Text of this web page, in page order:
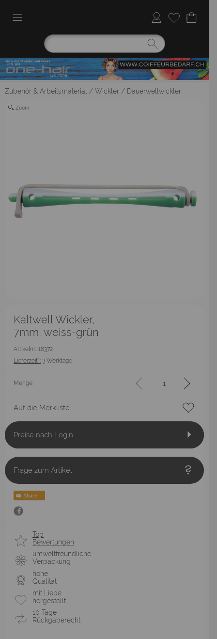
Zubehör & Arbeitsmaterial / Wickler / Dauerwellwickler
Zoom
Kaltwell Wickler,
7mm, weiss-grün
Artikelnr.: 18372
Lieferzeit*: 3 Werktage
Menge:
Auf die Merkliste
Preise nach Login
Frage zum Artikel
Top
Bewertungen
umweltfreundliche
Verpackung
hohe
Qualität
mit Liebe
hergestellt
10 Tage
Rückgaberecht